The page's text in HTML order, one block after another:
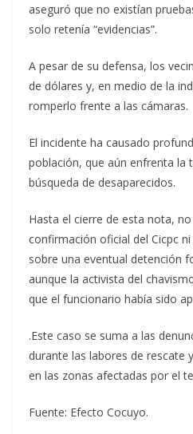
aseguró que no existían
solo retenía “evidencias”.
A pesar de su defensa, los
de dólares y, en medio de la
romperlo frente a las cámaras.
El incidente ha causado
población, que aún enfrenta la
búsqueda de desaparecidos.
Hasta el cierre de esta nota,
confirmación oficial del Cicpc
sobre una eventual detención
aunque la activista del
que el funcionario había sido
.Este caso se suma a las
durante las labores de rescate
en las zonas afectadas por el
Fuente: Efecto Cocuyo.